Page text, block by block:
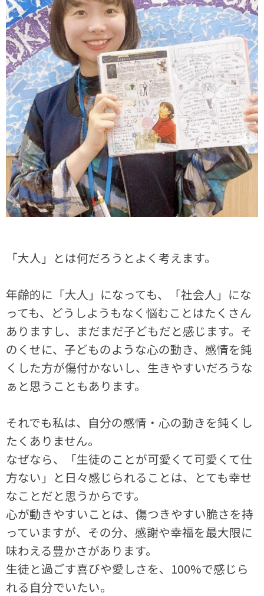
「大人」とは何だろうとよく考えます。
年齢的に「大人」になっても、「社会人」にな
っても、どうしようもなく悩むことはたくさん
ありますし、まだまだ子どもだと感じます。そ
のくせに、子どものような心の動き、感情を鈍
くした方が傷付かないし、生きやすいだろうな
ぁと思うこともあります。
それでも私は、自分の感情・心の動きを鈍くし
たくありません。
なぜなら、「生徒のことが可愛くて可愛くて仕
方ない」と日々感じられることは、とても幸せ
なことだと思うからです。
心が動きやすいことは、傷つきやすい脆さを持
っていますが、その分、感謝や幸福を最大限に
味わえる豊かさがあります。
生徒と過ごす喜びや愛しさを、100%で感じら
れる自分でいたい。